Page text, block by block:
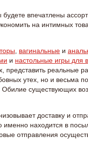
впечатлены
на интимных
вагинальные и
и настольные игры для
представить реальные
утех, но и весьма
Обилие существующих
доставку и
именно находится в
отправления